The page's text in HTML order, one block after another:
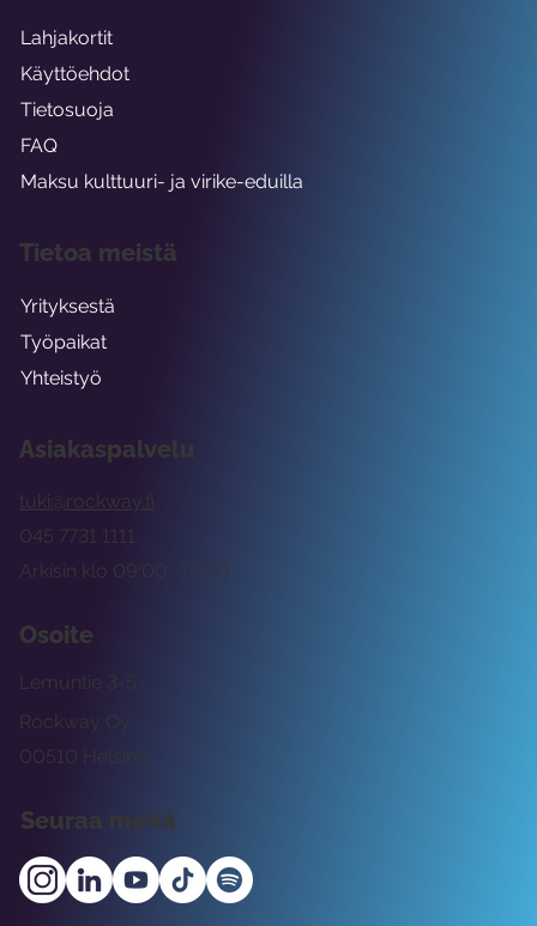
Asiakaspalvelu
tuki@rockway.fi
Arkisin klo 09:00 -15:00
045 7731 1111
Osoite
Rockway Oy
Lemuntie 3-5
00510 Helsinki
Seuraa meitä
Lahjakortit
Käyttöehdot
Tietosuoja
FAQ
Maksu kulttuuri- ja virike-eduilla
Tietoa meistä
Yrityksestä
Työpaikat
Yhteistyö